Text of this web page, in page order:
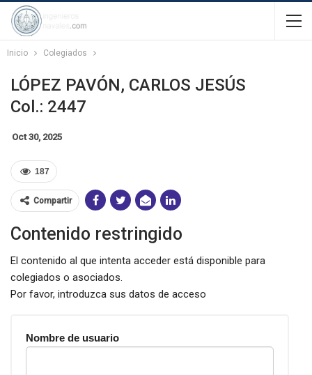
Inicio Colegiados
LÓPEZ PAVÓN, CARLOS JESÚS
Col.: 2447
Oct 30, 2025
187
Compartir
Contenido restringido
El contenido al que intenta acceder está disponible para
colegiados o asociados.
Por favor, introduzca sus datos de acceso
Nombre de usuario